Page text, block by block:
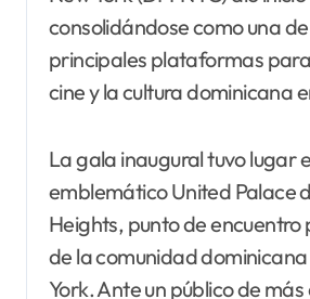
consolidándose como una
principales plataformas
cine y la cultura dominicana
La gala inaugural tuvo lugar
emblemático United Palace
Heights, punto de encuentro
de la comunidad
York. Ante un público de